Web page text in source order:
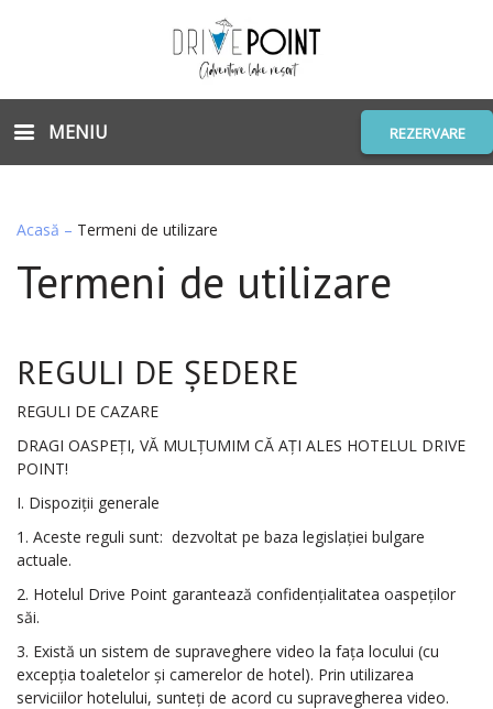
MENIU REZERVARE
Acasă – Termeni de utilizare
Termeni de utilizare
REGULI DE ȘEDERE
REGULI DE CAZARE
DRAGI OASPEȚI, VĂ MULȚUMIM CĂ AȚI ALES HOTELUL DRIVE
POINT!
I. Dispoziții generale
1. Aceste reguli sunt: dezvoltat pe baza legislației bulgare
actuale.
2. Hotelul Drive Point garantează confidențialitatea oaspeților
săi.
3. Există un sistem de supraveghere video la fața locului (cu
excepția toaletelor și camerelor de hotel). Prin utilizarea
serviciilor hotelului, sunteți de acord cu supravegherea video.